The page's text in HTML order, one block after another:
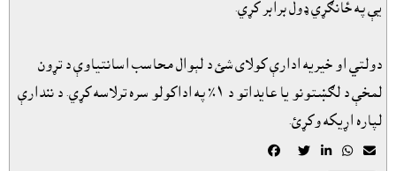
يې په ځانګړي ډول برابر کړي.
دولتي او خيريه ادارې کولاى شئ د لېوال محاسب اسانتياوې د تړون
لمخې د لګښتونو يا عايداتو د ١٪ په اداکولو سره ترلاسه کړي. د نندارې
لپاره اړيکه وکړئ.
    